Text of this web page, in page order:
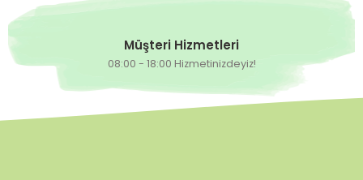
Müşteri Hizmetleri
08:00 - 18:00 Hizmetinizdeyiz!